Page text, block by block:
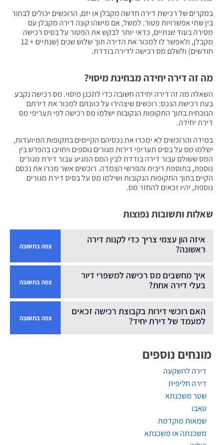
במקרים של רכישת דירה חדשה מקבלן או יזם, הרוכשים יכולים לבחור
בין שתי אפשרויות פטור. למשל, אם מישהו קונה דירה מקבלן עם
מסירה בעוד שנתיים, כדאי יותר לבקש את הפטור על בסיס רכישה
מקבלן, ולאפשר לו למכור את הדירה תוך שלוש שנים (שנתיים + 12
חודשים) ולשלם מס רכישה לדירה בודדת.
מה זה דירה יחידה מבחינת מיסוי?
השאלה מה זה דירה יחידה חשובה כדי לתכנן מיסוי. מס רכישה נקבע
בעת רכישת הנכס: רוכשים שיצהירו על כוונתם למכור את דירתם
הנוכחית בתוך התקופות הנקובות ישלמו מס רכישה לפי תעריפי מס
דירת יחידה.
במידה והרוכשים לא ימכרו את נכסיהם הקיימים בתקופות המיועדות,
ישלמו מס על בסיס תעריפי דירות מגורים נוספים ויחויבו בהפרש בין
המס ששולם עבור דירה בודדת לבין המס המגיע עבור דירת מגורים
נוספת, בתוספת ריבית והפרשי הצמדה. רוכשים אשר מכרו את נכסם
הקיים בתוך התקופות הנקובות ושילמו מס על בסיס דירת מגורים
נוספת, יהיו זכאים להחזר מס.
שאלות ותשובות נפוצות
איזה הון עצמי צריך כדי לקנות דירה
ראשונה?
צפה בתשובה
הון עצמי למשכנתא בדירה ראשונה צריך לעמוד על 25%
מערך הדירה. הון עצמי לדירה יחידה נמוך יותר לעומת הון
איך מחשבים מס רכישה למשפרי דיור
בעלי דירה אחת?
צפה בתשובה
האם רוכשי דירות בקבוצת רכישה זכאים
למעמד של דירת יחיד?
צפה בתשובה
מונחים נוספים
דירה להשקעה
דירה חליפית
שטר משכנתא
טאבו
שמאות מוקדמת
משכנתה או משכנתא